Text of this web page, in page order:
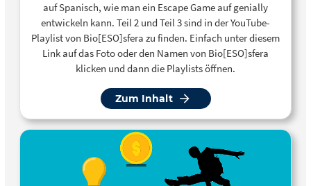
auf Spanisch, wie man ein Escape Game auf genially
entwickeln kann. Teil 2 und Teil 3 sind in der YouTube-
Playlist von Bio[ESO]sfera zu finden. Einfach unter diesem
Link auf das Foto oder den Namen von Bio[ESO]sfera
klicken und dann die Playlists öffnen.
Zum Inhalt